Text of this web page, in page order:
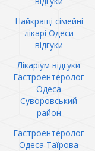
Найкращі сімейні
лікарі Одеси
відгуки
Лікаріум відгуки
Гастроентеролог
Одеса
Суворовський
район
Гастроентеролог
Одеса Таїрова